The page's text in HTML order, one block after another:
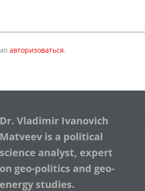
авторизоваться.
Dr. Vladimir Ivanovich
Matveev is a political
science analyst, expert
on geo-politics and geo-
energy studies.